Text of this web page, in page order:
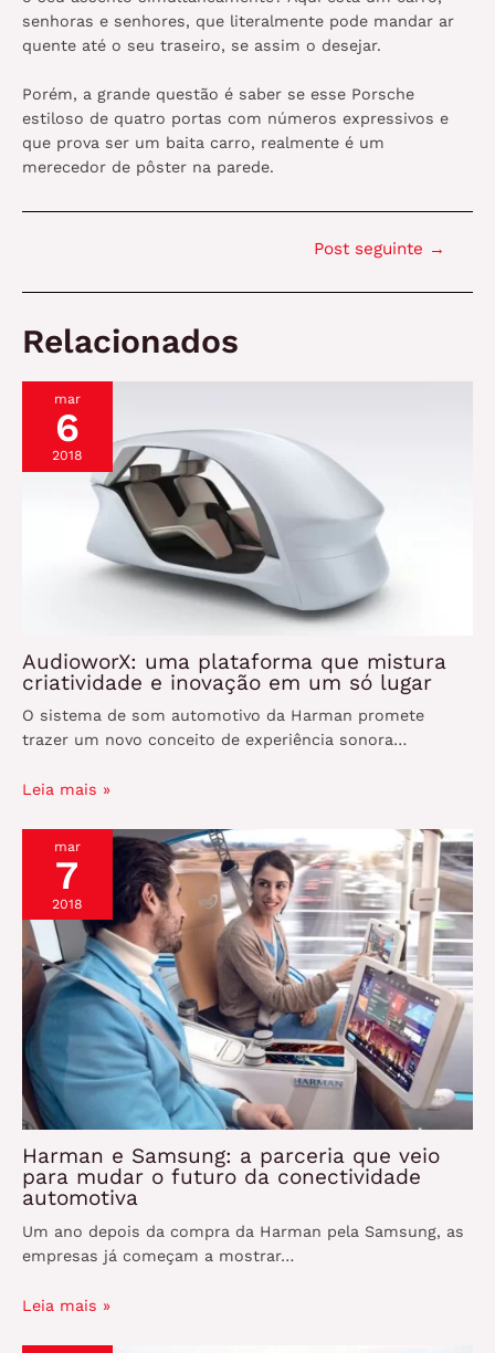
senhoras e senhores, que literalmente pode mandar ar
quente até o seu traseiro, se assim o desejar.
Porém, a grande questão é saber se esse Porsche
estiloso de quatro portas com números expressivos e
que prova ser um baita carro, realmente é um
merecedor de pôster na parede.
Post
Post seguinte →
Relacionados
mar
6
2018
AudioworX: uma plataforma que mistura
criatividade e inovação em um só lugar
O sistema de som automotivo da Harman promete
trazer um novo conceito de experiência sonora…
Leia mais »
mar
7
2018
Harman e Samsung: a parceria que veio
para mudar o futuro da conectividade
automotiva
Um ano depois da compra da Harman pela Samsung, as
empresas já começam a mostrar…
Leia mais »